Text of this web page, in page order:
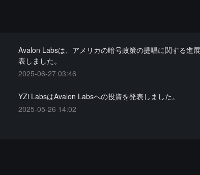
Avalon Labsは、アメリカの暗号政策の提唱に関する進
表しました。
2025-06-27 03:46
YZi LabsはAvalon Labsへの投資を発表しました。
2025-05-26 14:02